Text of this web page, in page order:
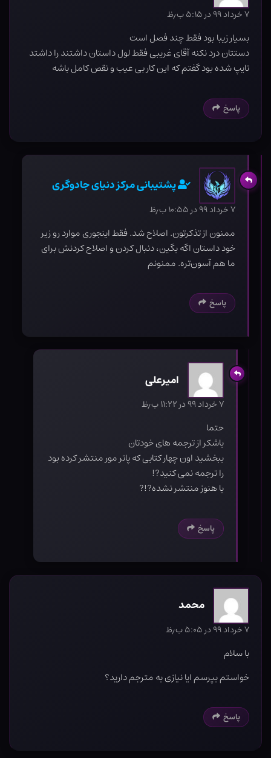
۷ خرداد ۹۹ در ۵:۱۵ ب٫ظ
بسیار زیبا بود فقط چند فصل است
دستتان درد نکنه آقای غریبی فقط لول داستان داشتند را داشتد
تایپ شده بود گفتم که این کار بی عیب و نقص کامل باشه
پاسخ
پشتیبانی مرکز دنیای جادوگری
۷ خرداد ۹۹ در ۱۰:۵۵ ب٫ظ
ممنون از تذکرتون. اصلاح شد. فقط اینجوری موارد رو زیر
خود داستان اگه بگین، دنبال کردن و اصلاح کردنش برای
ما هم آسون‌تره. ممنونم
پاسخ
امیرعلی
۷ خرداد ۹۹ در ۱۱:۲۲ ب٫ظ
حتما
باشکر از ترجمه های خودتان
ببخشید اون چهار کتابی که پاتر مور منتشر کرده بود
را ترجمه نمی کنید?!
یا هنوز منتشر نشده?!?
پاسخ
محمد
۷ خرداد ۹۹ در ۵:۰۵ ب٫ظ
با سلام
خواستم بپرسم ایا نیازی به مترجم دارید؟
پاسخ